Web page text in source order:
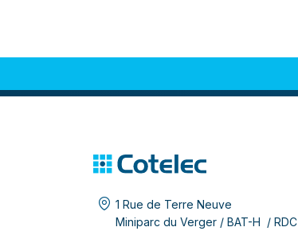
1 Rue de Terre Neuve
Miniparc du Verger / BAT-H / RDC